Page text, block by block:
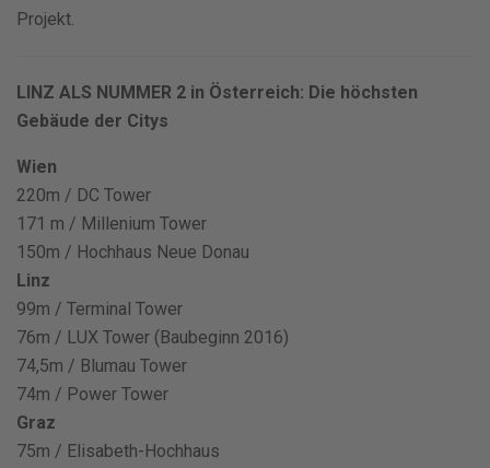
Projekt.
LINZ ALS NUMMER 2 in Österreich: Die höchsten
Gebäude der Citys
Wien
220m / DC Tower
171 m / Millenium Tower
150m / Hochhaus Neue Donau
Linz
99m / Terminal Tower
76m / LUX Tower (Baubeginn 2016)
74,5m / Blumau Tower
74m / Power Tower
Graz
75m / Elisabeth-Hochhaus